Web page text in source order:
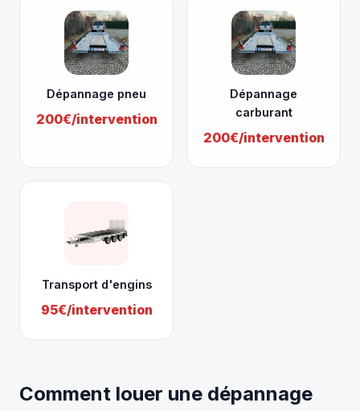
Dépannage pneu
200€/intervention
Dépannage
carburant
200€/intervention
Transport d'engins
95€/intervention
Comment louer une dépannage